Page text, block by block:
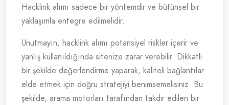
Hacklink alımı sadece bir yöntemdir ve bütünsel bir
yaklaşımla entegre edilmelidir.
Unutmayın, hacklink alımı potansiyel riskler içerir ve
yanlış kullanıldığında sitenize zarar verebilir. Dikkatli
bir şekilde değerlendirme yaparak, kaliteli bağlantılar
elde etmek için doğru stratejiyi benimsemelisiniz. Bu
şekilde, arama motorları tarafından takdir edilen bir